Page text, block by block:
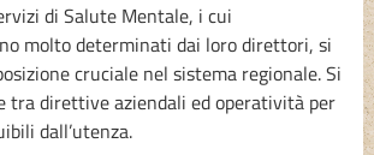
di Salute Mentale, i cui
molto determinati dai loro direttori, si
cruciale nel sistema regionale. Si
tra direttive aziendali ed operatività per
dall’utenza.